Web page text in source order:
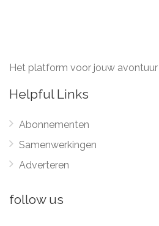
Het platform voor jouw avontuur
Helpful Links
Abonnementen
Samenwerkingen
Adverteren
follow us